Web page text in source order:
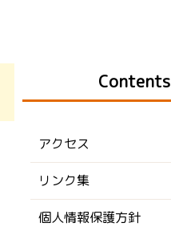
Contents
アクセス
リンク集
個人情報保護方針